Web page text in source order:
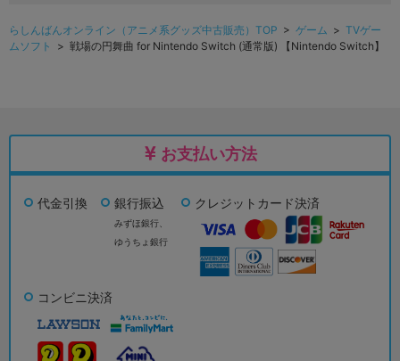
らしんばんオンライン（アニメ系グッズ中古販売）TOP > ゲーム > TVゲー
ムソフト
> 戦場の円舞曲 for Nintendo Switch (通常版) 【Nintendo Switch】
お支払い方法
代金引換 銀行振込
みずほ銀行、
ゆうちょ銀行
クレジットカード決済
コンビニ決済